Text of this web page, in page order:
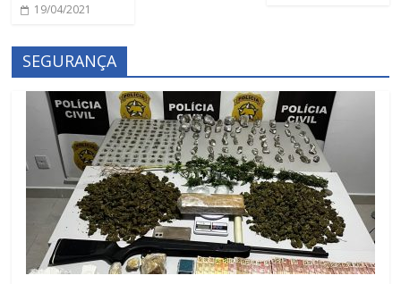
19/04/2021
SEGURANÇA